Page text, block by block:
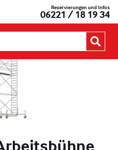
Reservierungen und Infos
06221 / 18 19 34
durchsuchen: